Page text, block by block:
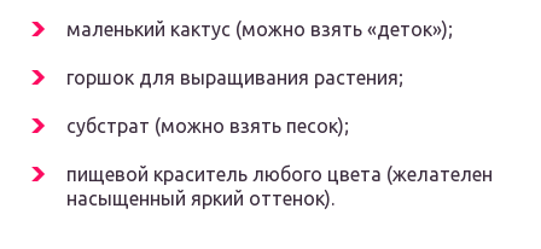
маленький кактус (можно взять «деток»);
горшок для выращивания растения;
субстрат (можно взять песок);
пищевой краситель любого цвета (желателен
насыщенный яркий оттенок).